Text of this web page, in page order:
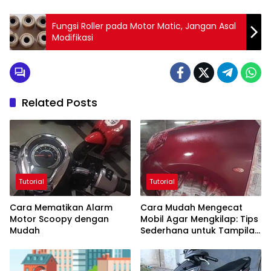
Fungsi Roller pada Motor Matic, Jangan Asal
Modifikasi
Related Posts
Tutorial
Cara Mematikan Alarm
Motor Scoopy dengan
Mudah
Tutorial
Cara Mudah Mengecat
Mobil Agar Mengkilap: Tips
Sederhana untuk Tampilan